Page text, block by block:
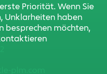
Priorität. Wenn Sie
Unklarheiten haben
besprechen möchten,